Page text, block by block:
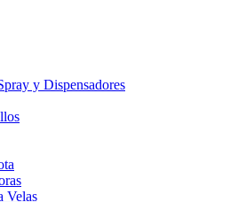
y Dispensadores
Velas